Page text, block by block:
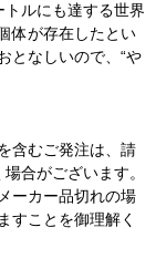
ルにも達する世界
体が存在したとい
となしいので、“や
含むご発注は、請
合がございます。
ーカー品切れの場
すことを御理解く